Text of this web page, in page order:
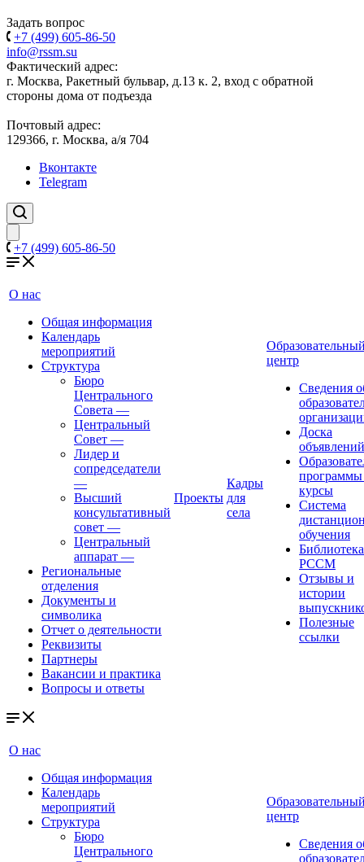
Задать вопрос
+7 (499) 605-86-50
info@rssm.su
Фактический адрес:
г. Москва, Ракетный бульвар, д.13 к. 2, вход с обратной
стороны дома от подъезда
Почтовый адрес:
129366, г. Москва, а/я 704
Вконтакте
Telegram
+7 (499) 605-86-50
О нас
Общая информация
Календарь
мероприятий
Структура
Бюро
Центрального
Совета —
Центральный
Совет —
Лидер и
сопредседатели
—
Высший
консультативный
совет —
Центральный
аппарат —
Региональные
отделения
Документы и
символика
Отчет о деятельности
Реквизиты
Партнеры
Вакансии и практика
Вопросы и ответы
Проекты
Кадры
для
села
центр
Сведения
Доска
объявлений
курсы
Система
обучения
Библиотека
РССМ
Отзывы и
истории
Полезные
ссылки
О нас
Общая информация
Календарь
мероприятий
Структура
Бюро
Центрального
центр
Сведения